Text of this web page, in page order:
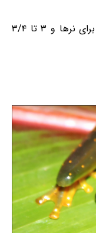
بدن به درازای ۲/۷ تا ۲/۸ سانتی‌متر برای نرها و ۳ تا ۳/۴